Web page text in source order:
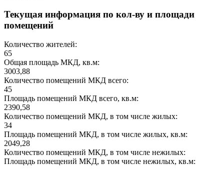
Текущая информация по кол-ву и площади
помещений
Количество жителей:
65
Общая площадь МКД, кв.м:
3003,88
Количество помещений МКД всего:
45
Площадь помещений МКД всего, кв.м:
2390,58
Количество помещений МКД, в том числе жилых:
34
Площадь помещений МКД, в том числе жилых, кв.м:
2049,28
Количество помещений МКД, в том числе нежилых:
Площадь помещений МКД, в том числе нежилых, кв.м: